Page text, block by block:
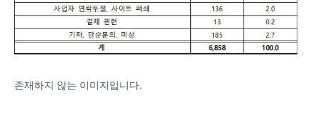
존재하지 않는 이미지입니다.